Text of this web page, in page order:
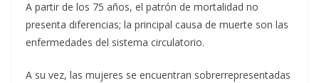
A partir de los 75 años, el patrón de mortalidad no
presenta diferencias; la principal causa de muerte son las
enfermedades del sistema circulatorio.
A su vez, las mujeres se encuentran sobrerrepresentadas